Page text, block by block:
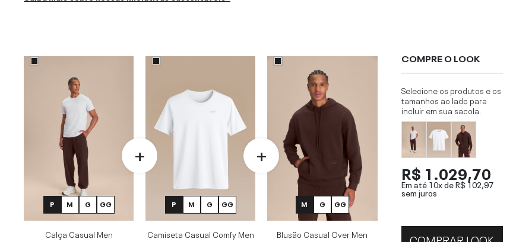
P M G GG
Calça Casual Men
P M G GG
Camiseta Casual Comfy Men
M G GG
Blusão Casual Over Men
COMPRE O LOOK
Selecione os produtos e os
tamanhos ao lado para
incluir em sua sacola.
R$ 1.029,70
Em até 10x deR$ 102,97
sem juros